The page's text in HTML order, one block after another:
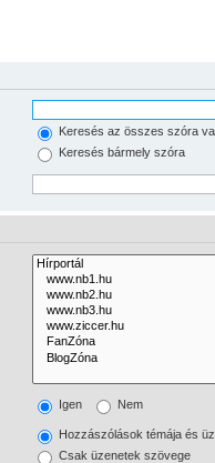
Keresés az összes szóra
Keresés bármely szóra
Igen Nem
Hozzászólások témája és
Csak üzenetek szövege